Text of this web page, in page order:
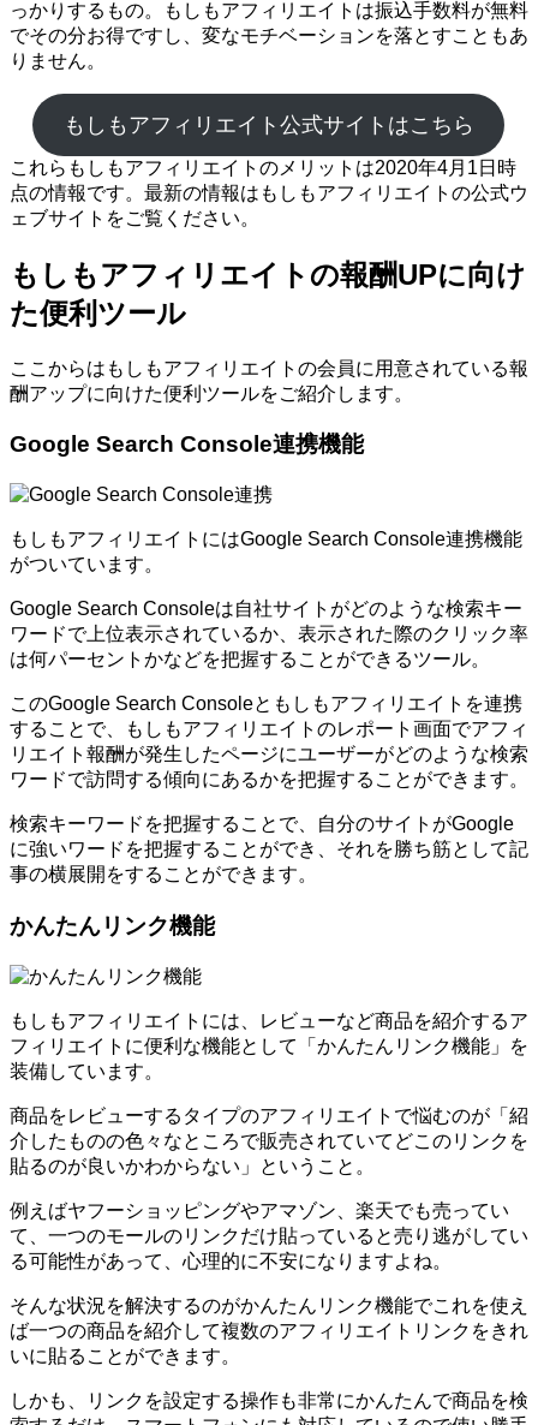
っかりするもの。もしもアフィリエイトは振込手数料が無料
でその分お得ですし、変なモチベーションを落とすこともあ
りません。
もしもアフィリエイト公式サイトはこちら
これらもしもアフィリエイトのメリットは2020年4月1日時
点の情報です。最新の情報はもしもアフィリエイトの公式ウ
ェブサイトをご覧ください。
もしもアフィリエイトの報酬UPに向け
た便利ツール
ここからはもしもアフィリエイトの会員に用意されている報
酬アップに向けた便利ツールをご紹介します。
Google Search Console連携機能
もしもアフィリエイトにはGoogle Search Console連携機能
がついています。
Google Search Consoleは自社サイトがどのような検索キー
ワードで上位表示されているか、表示された際のクリック率
は何パーセントかなどを把握することができるツール。
このGoogle Search Consoleともしもアフィリエイトを連携
することで、もしもアフィリエイトのレポート画面でアフィ
リエイト報酬が発生したページにユーザーがどのような検索
ワードで訪問する傾向にあるかを把握することができます。
検索キーワードを把握することで、自分のサイトがGoogle
に強いワードを把握することができ、それを勝ち筋として記
事の横展開をすることができます。
かんたんリンク機能
もしもアフィリエイトには、レビューなど商品を紹介するア
フィリエイトに便利な機能として「かんたんリンク機能」を
装備しています。
商品をレビューするタイプのアフィリエイトで悩むのが「紹
介したものの色々なところで販売されていてどこのリンクを
貼るのが良いかわからない」ということ。
例えばヤフーショッピングやアマゾン、楽天でも売ってい
て、一つのモールのリンクだけ貼っていると売り逃がしてい
る可能性があって、心理的に不安になりますよね。
そんな状況を解決するのがかんたんリンク機能でこれを使え
ば一つの商品を紹介して複数のアフィリエイトリンクをきれ
いに貼ることができます。
しかも、リンクを設定する操作も非常にかんたんで商品を検